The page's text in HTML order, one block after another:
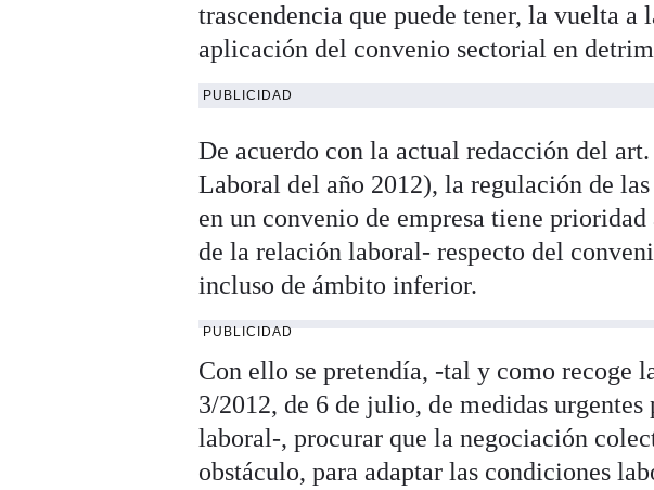
trascendencia que puede tener, la vuelta a
aplicación del convenio sectorial en
PUBLICIDAD
De acuerdo con la actual redacción del
Laboral del año 2012), la regulación de
en un convenio de empresa tiene
de la relación laboral- respecto del
incluso de ámbito inferior.
PUBLICIDAD
Con ello se pretendía, -tal y como recoge
3/2012, de 6 de julio, de medidas
laboral-, procurar que la negociación
obstáculo, para adaptar las condiciones